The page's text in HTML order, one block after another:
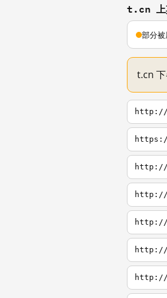
t.cn 上
部分
t.cn 下
http://
http://
http://
http://
http://